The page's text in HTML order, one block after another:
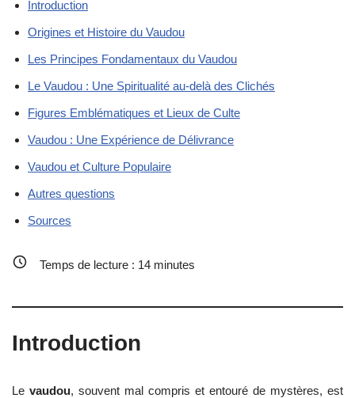
Introduction
Origines et Histoire du Vaudou
Les Principes Fondamentaux du Vaudou
Le Vaudou : Une Spiritualité au-delà des Clichés
Figures Emblématiques et Lieux de Culte
Vaudou : Une Expérience de Délivrance
Vaudou et Culture Populaire
Autres questions
Sources
Temps de lecture : 14 minutes
Introduction
Le vaudou, souvent mal compris et entouré de mystères, est